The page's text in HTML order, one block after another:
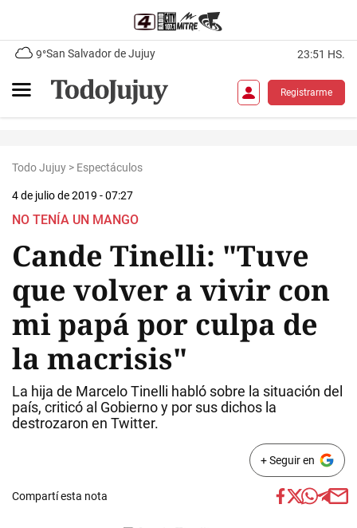
9°San Salvador de Jujuy 23:51 HS.
Registrarme
Todo Jujuy > Espectáculos
4 de julio de 2019 - 07:27
NO TENÍA UN MANGO
Cande Tinelli: "Tuve
que volver a vivir con
mi papá por culpa de
la macrisis"
La hija de Marcelo Tinelli habló sobre la situación del
país, criticó al Gobierno y por sus dichos la
destrozaron en Twitter.
+ Seguir en
Compartí esta nota